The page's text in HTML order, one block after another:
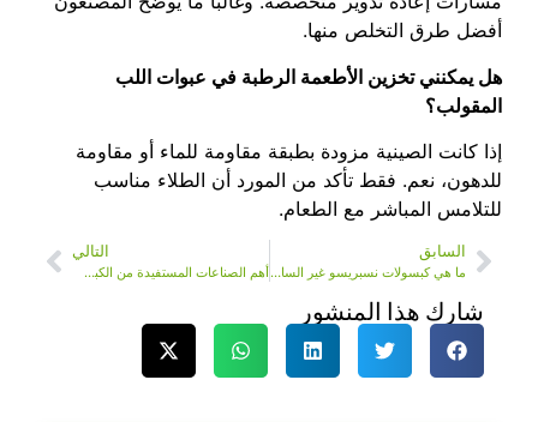
أفضل طرق التخلص منها.
هل يمكنني تخزين الأطعمة الرطبة في عبوات اللب
المقولب؟
إذا كانت الصينية مزودة بطبقة مقاومة للماء أو مقاومة
للدهون، نعم. فقط تأكد من المورد أن الطلاء مناسب
للتلامس المباشر مع الطعام.
السابق
ما هي كبسولات نسبريسو غير السامة؟ طريقة أكثر أماناً للاستمتاع بالقهوة
التالي
أهم الصناعات المستفيدة من الكبسولات ذات الشكل المخصص
شارك هذا المنشور